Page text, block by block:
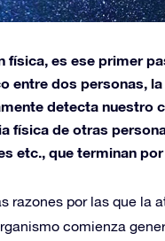
física, es ese primer
entre dos personas,
detecta nuestro
física de otras
etc., que terminan
razones por las que la
comienza